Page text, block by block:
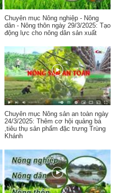
Chuyên mục Nông nghiệp - Nông
dân - Nông thôn ngày 29/3/2025: Tạo
động lực cho nông dân sản xuất
Chuyên mục Nông sản an toàn ngày
24/3/2025: Thêm cơ hội quảng bá
,tiêu thụ sản phẩm đặc trưng Trùng
Khánh